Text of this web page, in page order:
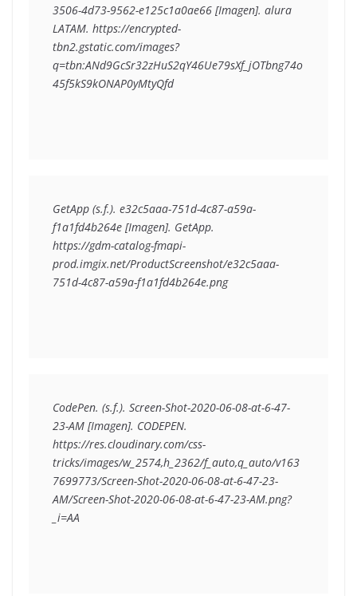
3506-4d73-9562-e125c1a0ae66 [Imagen]. alura
LATAM. https://encrypted-
tbn2.gstatic.com/images?
q=tbn:ANd9GcSr32zHuS2qY46Ue79sXf_jOTbng74o
45f5kS9kONAP0yMtyQfd
GetApp (s.f.). e32c5aaa-751d-4c87-a59a-
f1a1fd4b264e [Imagen]. GetApp.
https://gdm-catalog-fmapi-
prod.imgix.net/ProductScreenshot/e32c5aaa-
CodePen. (s.f.). Screen-Shot-2020-06-08-at-6-47-
23-AM [Imagen]. CODEPEN.
https://res.cloudinary.com/css-
tricks/images/w_2574,h_2362/f_auto,q_auto/v163
7699773/Screen-Shot-2020-06-08-at-6-47-23-
AM/Screen-Shot-2020-06-08-at-6-47-23-AM.png?
_i=AA